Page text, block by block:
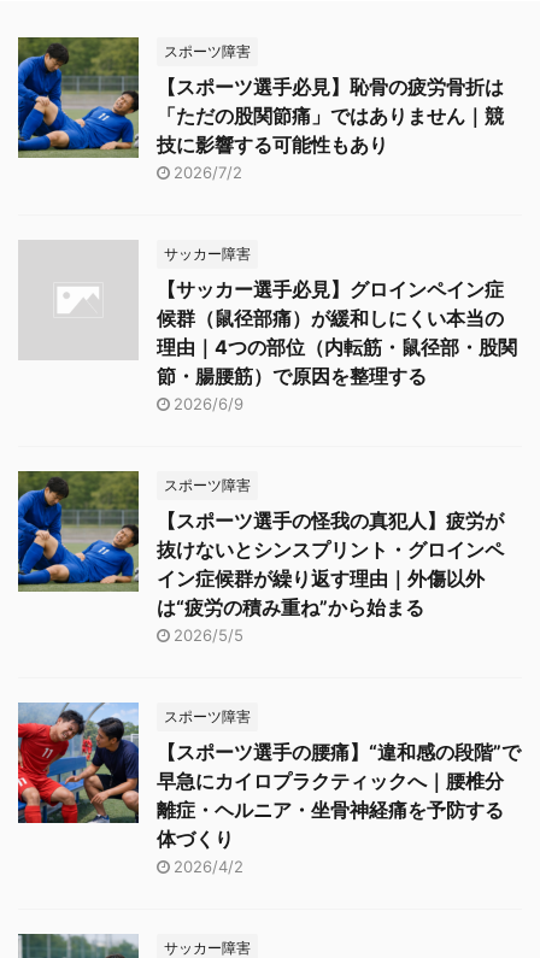
スポーツ障害
【スポーツ選手必見】恥骨の疲労骨折は
「ただの股関節痛」ではありません｜競
技に影響する可能性もあり
2026/7/2
サッカー障害
【サッカー選手必見】グロインペイン症
候群（鼠径部痛）が緩和しにくい本当の
理由｜4つの部位（内転筋・鼠径部・股関
節・腸腰筋）で原因を整理する
2026/6/9
スポーツ障害
【スポーツ選手の怪我の真犯人】疲労が
抜けないとシンスプリント・グロインペ
イン症候群が繰り返す理由｜外傷以外
は“疲労の積み重ね”から始まる
2026/5/5
スポーツ障害
【スポーツ選手の腰痛】“違和感の段階”で
早急にカイロプラクティックへ｜腰椎分
離症・ヘルニア・坐骨神経痛を予防する
体づくり
2026/4/2
サッカー障害